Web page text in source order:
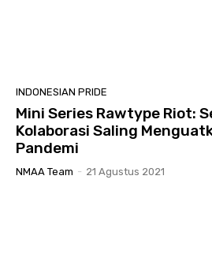
INDONESIAN PRIDE
Mini Series Rawtype Riot:
Kolaborasi Saling
Pandemi
NMAA Team - 21 Agustus 2021